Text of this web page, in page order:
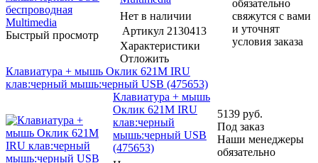
Быстрый просмотр
Нет в наличии
Артикул 2130413
Характеристики
Отложить
обязательно
свяжутся с вами
и уточнят
условия заказа
Клавиатура + мышь Оклик 621M IRU
клав:черный мышь:черный USB (475653)
Клавиатура + мышь
Оклик 621M IRU
клав:черный
мышь:черный USB
(475653)
5139 руб.
Под заказ
Наши менеджеры
обязательно